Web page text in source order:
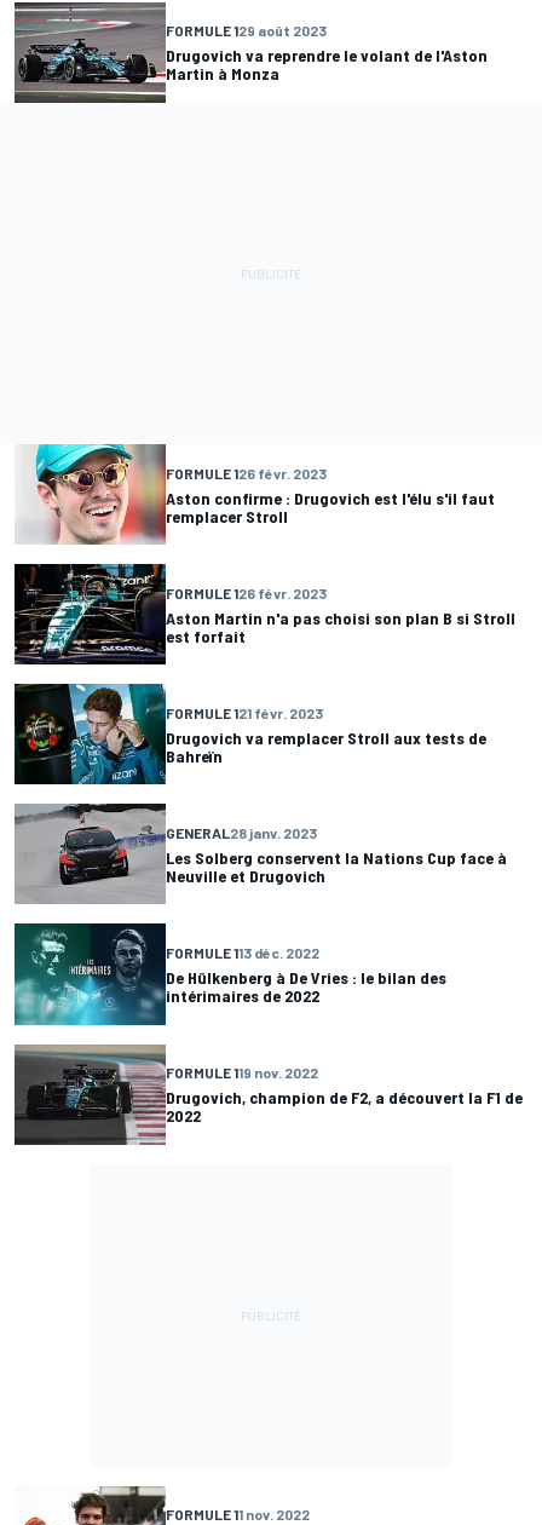
FORMULE 129 août 2023
Drugovich va reprendre le volant de l'Aston
Martin à Monza
FORMULE 126 févr. 2023
Aston confirme : Drugovich est l'élu s'il faut
remplacer Stroll
FORMULE 126 févr. 2023
Aston Martin n'a pas choisi son plan B si Stroll
est forfait
FORMULE 121 févr. 2023
Drugovich va remplacer Stroll aux tests de
Bahreïn
GENERAL28 janv. 2023
Les Solberg conservent la Nations Cup face à
Neuville et Drugovich
FORMULE 113 déc. 2022
De Hülkenberg à De Vries : le bilan des
intérimaires de 2022
FORMULE 119 nov. 2022
Drugovich, champion de F2, a découvert la F1 de
2022
FORMULE 11 nov. 2022